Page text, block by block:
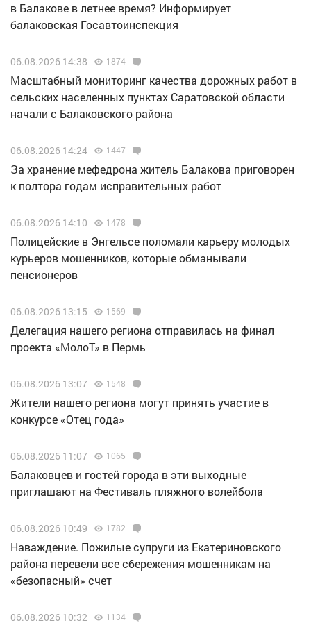
в Балакове в летнее время? Информирует
балаковская Госавтоинспекция
06.08.2026 14:38 1874
Масштабный мониторинг качества дорожных работ в
сельских населенных пунктах Саратовской области
начали с Балаковского района
06.08.2026 14:24 1447
За хранение мефедрона житель Балакова приговорен
к полтора годам исправительных работ
06.08.2026 14:10 1478
Полицейские в Энгельсе поломали карьеру молодых
курьеров мошенников, которые обманывали
пенсионеров
06.08.2026 13:15 1569
Делегация нашего региона отправилась на финал
проекта «МолоТ» в Пермь
06.08.2026 13:07 1548
Жители нашего региона могут принять участие в
конкурсе «Отец года»
06.08.2026 11:07 1065
Балаковцев и гостей города в эти выходные
приглашают на Фестиваль пляжного волейбола
06.08.2026 10:49 1782
Наваждение. Пожилые супруги из Екатериновского
района перевели все сбережения мошенникам на
«безопасный» счет
06.08.2026 10:32 1134